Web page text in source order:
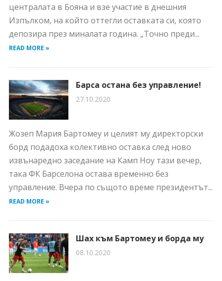
централата в Бояна и взе участие в днешния
Изпълком, на който оттегли оставката си, която
депозира през миналата година. „Точно преди...
READ MORE »
Барса остана без управление!
27.10.2020
Жозеп Мария Бартомеу и целият му директорски
борд подадоха колективно оставка след ново
извънаредно заседание на Камп Ноу тази вечер,
така ФК Барселона остава временно без
управление. Вчера по същото време президентът...
READ MORE »
Шах към Бартомеу и борда му
08.10.2020